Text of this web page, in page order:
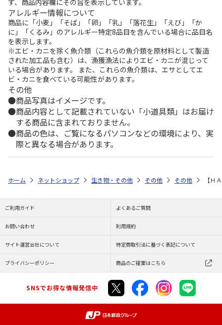
アレルギー情報について
商品に「小麦」「そば」「卵」「乳」「落花生」「えび」「か
に」「くるみ」のアレルギー特定8品目を含んでいる場合に品目名
を表示します。
※エビ・カニを除く魚介類（これらの魚介類を原材料として製造
された加工品も含む）は、漁獲漁法によりエビ・カニが混じって
いる場合があります。 また、これらの魚介類は、エサとしてエ
ビ・カニを食べている可能性があります。
その他
商品写真はイメージです。
商品内容として記載されていない「小道具類」はお届け
する商品に含まれておりません。
商品の色は、ご覧になるパソコンなどの環境により、実
際と異なる場合があります。
ホーム ネットショップ 生き物・その他 その他 その他 【Ｈ
ご利用ガイド よくあるご質問
お問い合わせ 利用規約
サイト運営会社について 特定商取引法に基づく表記について
プライバシーポリシー 商品のご提案はこちら
SNSでお得な情報発信中